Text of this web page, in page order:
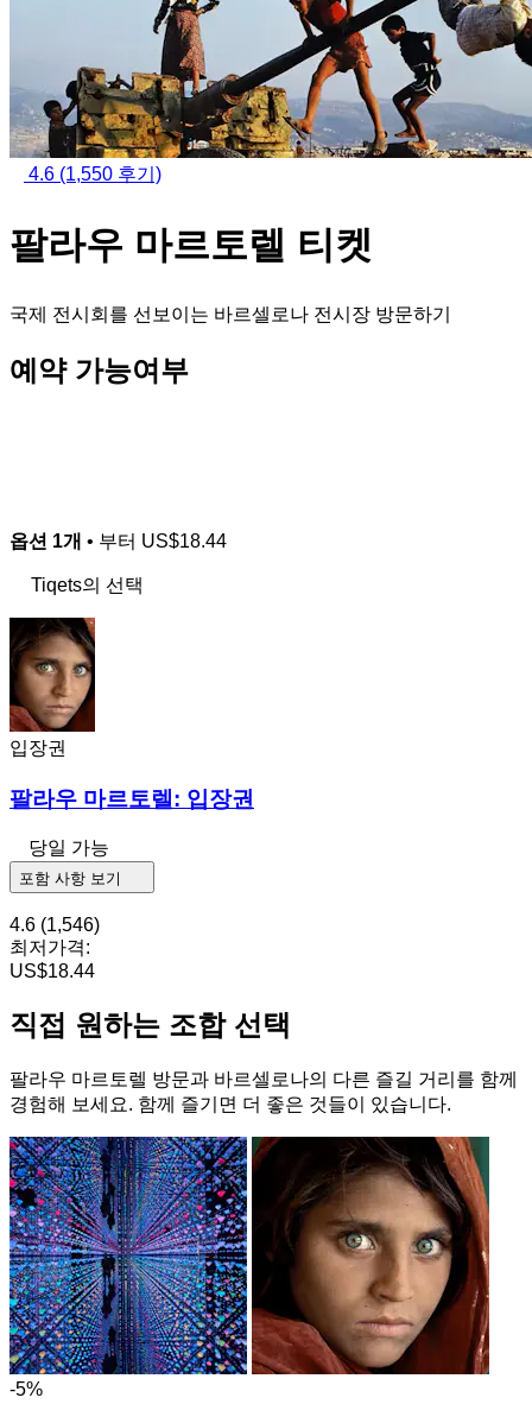
4.6 (1,550 후기)
팔라우 마르토렐 티켓
국제 전시회를 선보이는 바르셀로나 전시장 방문하기
예약 가능여부
옵션 1개 • 부터 US$18.44
Tiqets의 선택
입장권
팔라우 마르토렐: 입장권
당일 가능
포함 사항 보기
4.6 (1,546)
최저가격:
US$18.44
직접 원하는 조합 선택
팔라우 마르토렐 방문과 바르셀로나의 다른 즐길 거리를 함께
경험해 보세요. 함께 즐기면 더 좋은 것들이 있습니다.
-5%